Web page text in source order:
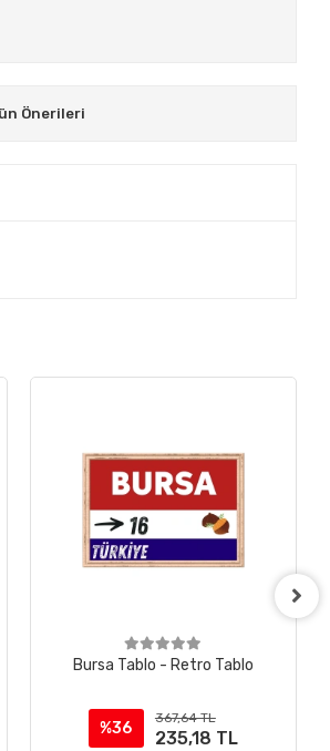
Önerileri
Bursa Tablo - Retro Tablo
%36
367,64 TL
235,18 TL